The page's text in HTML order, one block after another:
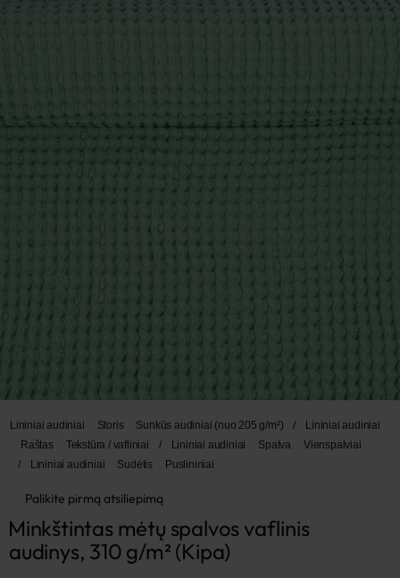
Lininiai audiniai Storis Sunkūs audiniai (nuo 205 g/m²) /
Lininiai audiniai
Raštas
Tekstūra / vafliniai / Lininiai audiniai Spalva
Vienspalviai
/
Lininiai audiniai Sudėtis Puslininiai
Palikite pirmą atsiliepimą
Minkštintas mėtų spalvos vaflinis
audinys, 310 g/m² (Kipa)